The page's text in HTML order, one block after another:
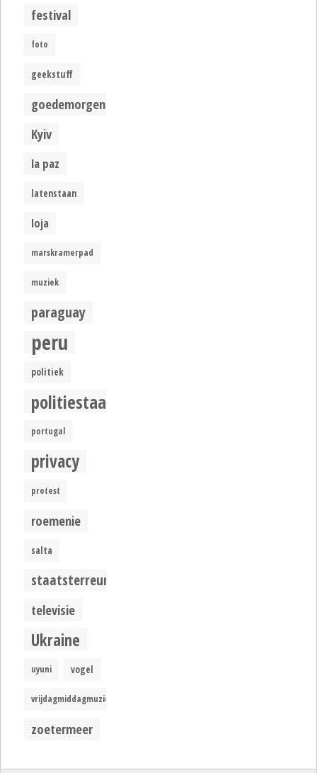
festival
foto
geekstuff
goedemorgen
Kyiv
la paz
latenstaan
loja
marskramerpad
muziek
paraguay
peru
politiek
politiestaat
portugal
privacy
protest
roemenie
salta
staatsterreur
televisie
Ukraine
uyuni vogel
vrijdagmiddagmuziek
zoetermeer